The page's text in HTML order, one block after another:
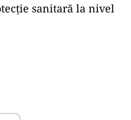
sanitară la nivel